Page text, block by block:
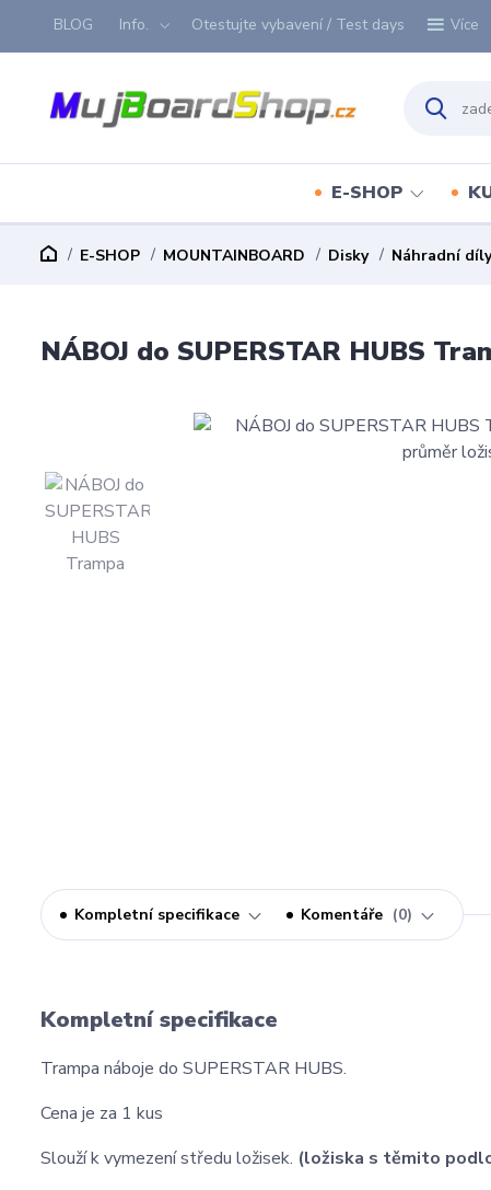
BLOG Info. Otestujte vybavení / Test days Více
E-SHOP
E-SHOP MOUNTAINBOARD Disky Náhradní
NÁBOJ do SUPERSTAR HUBS
Kompletní specifikace Komentáře 0
Kompletní specifikace
Trampa náboje do SUPERSTAR HUBS.
Cena je za 1 kus
Slouží k vymezení středu ložisek. (ložiska s těmito